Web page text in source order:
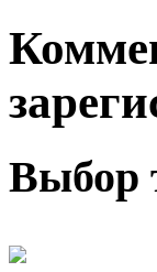
Выбор